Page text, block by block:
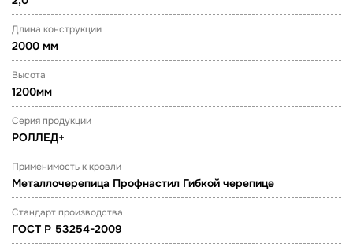
Длина конструкции
2000 мм
Высота
1200мм
Серия продукции
РОЛЛЕД+
Применимость к кровли
Металлочерепица Профнастил Гибкой черепице
Стандарт производства
ГОСТ Р 53254-2009